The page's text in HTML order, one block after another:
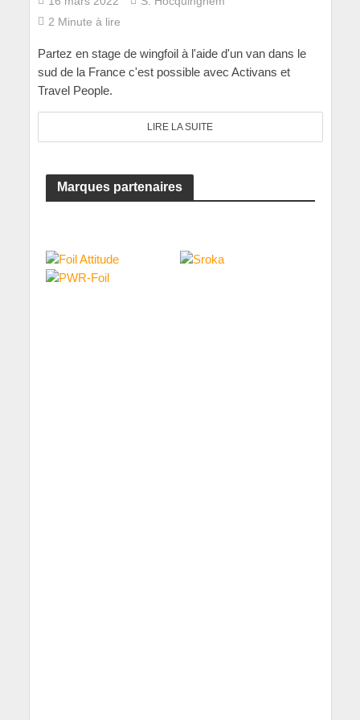
2 Minute à lire
Partez en stage de wingfoil à l'aide d'un van dans le
sud de la France c'est possible avec Activans et
Travel People.
LIRE LA SUITE
Marques partenaires